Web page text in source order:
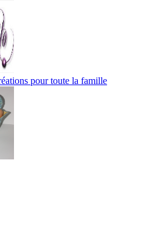
pour toute la famille